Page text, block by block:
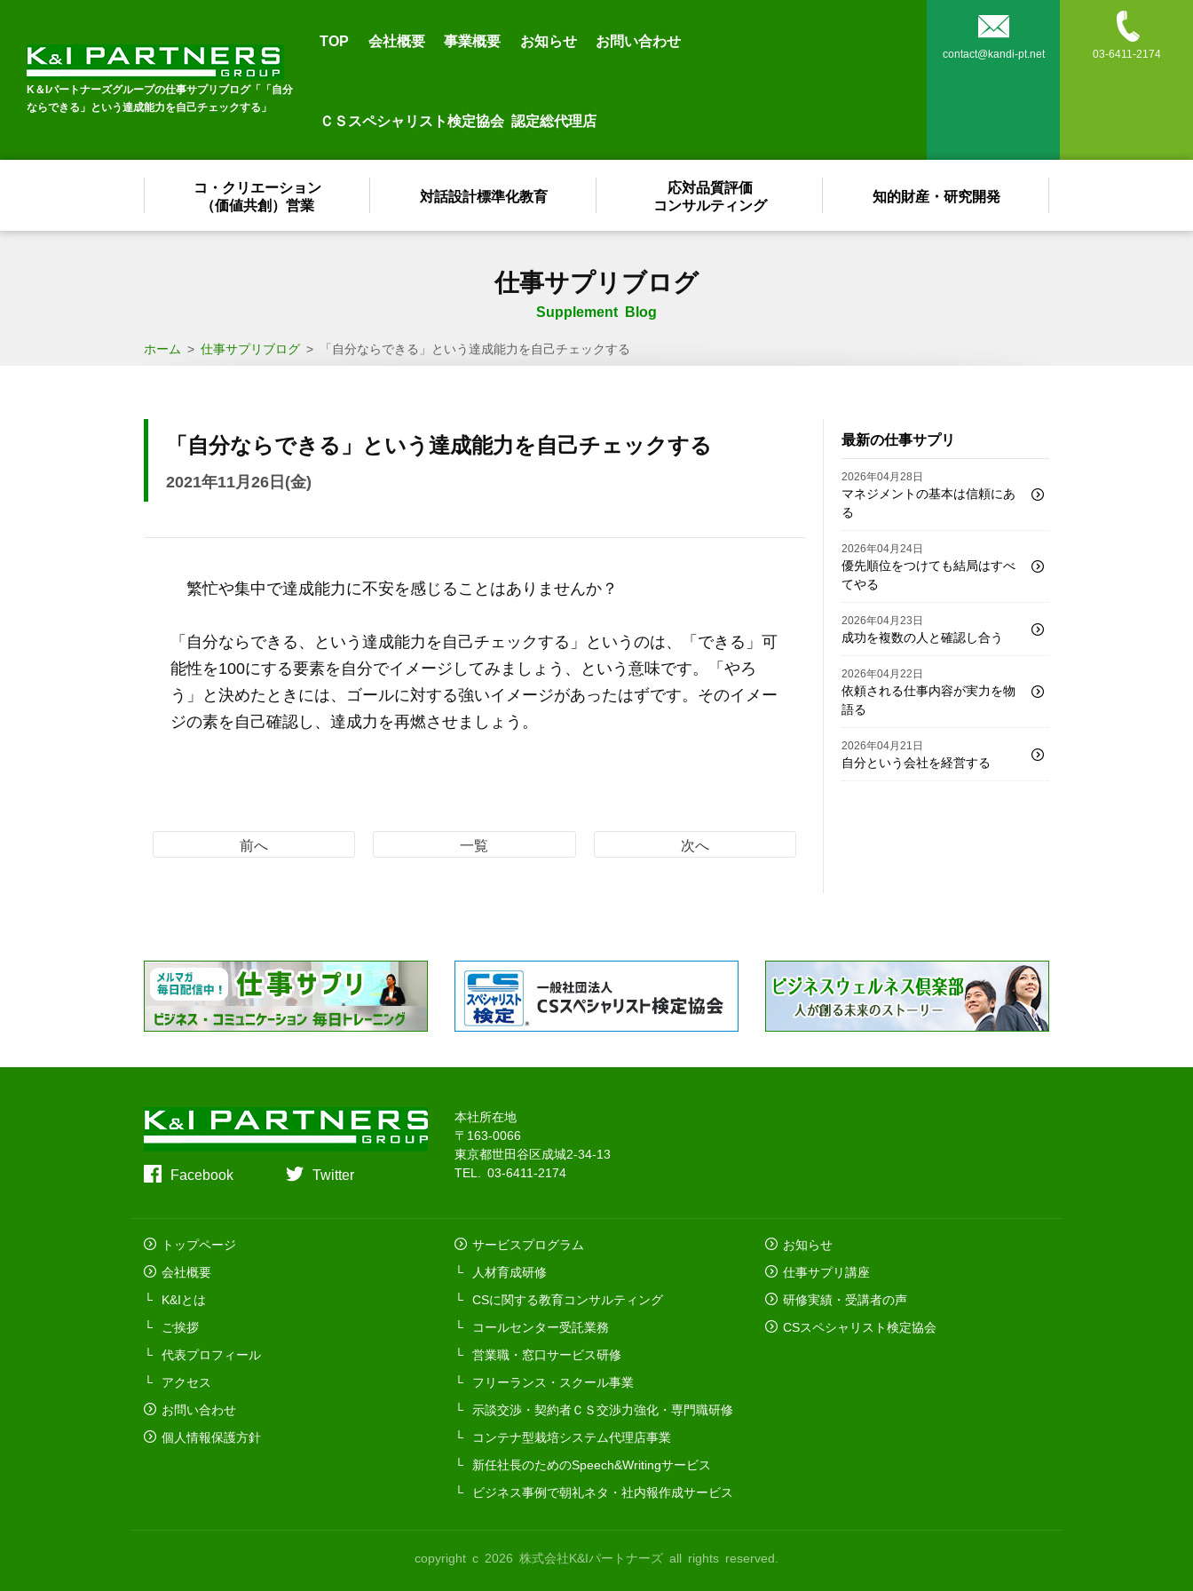
K＆Iパートナーズグループの仕事サプリブログ「「自分
ならできる」という達成能力を自己チェックする」
TOP 会社概要 事業概要 お知らせ お問い合わせ
ＣＳスペシャリスト検定協会 認定総代理店

contact@kandi-pt.net

03-6411-2174
コ・クリエーション
（価値共創）営業
対話設計標準化教育
応対品質評価
コンサルティング
知的財産・研究開発
仕事サプリブログ
Supplement Blog
ホーム > 仕事サプリブログ > 「自分ならできる」という達成能力を自己チェックする
「自分ならできる」という達成能力を自己チェックする
2021年11月26日(金)
繁忙や集中で達成能力に不安を感じることはありませんか？
「自分ならできる、という達成能力を自己チェックする」というのは、「できる」可
能性を100にする要素を自分でイメージしてみましょう、という意味です。「やろ
う」と決めたときには、ゴールに対する強いイメージがあったはずです。そのイメー
ジの素を自己確認し、達成力を再燃させましょう。
前へ 一覧 次へ
最新の仕事サプリ
2026年04月28日
マネジメントの基本は信頼にあ
る
2026年04月24日
優先順位をつけても結局はすべ
てやる
2026年04月23日
成功を複数の人と確認し合う
2026年04月22日
依頼される仕事内容が実力を物
語る
2026年04月21日
自分という会社を経営する
Facebook Twitter
本社所在地
〒163-0066
東京都世田谷区成城2-34-13
TEL. 03-6411-2174
トップページ
会社概要
K&Iとは
ご挨拶
代表プロフィール
アクセス
お問い合わせ
個人情報保護方針
サービスプログラム
人材育成研修
CSに関する教育コンサルティング
コールセンター受託業務
営業職・窓口サービス研修
フリーランス・スクール事業
示談交渉・契約者ＣＳ交渉力強化・専門職研修
コンテナ型栽培システム代理店事業
新任社長のためのSpeech&Writingサービス
ビジネス事例で朝礼ネタ・社内報作成サービス
お知らせ
仕事サプリ講座
研修実績・受講者の声
CSスペシャリスト検定協会
copyright c 2026 株式会社K&Iパートナーズ all rights reserved.